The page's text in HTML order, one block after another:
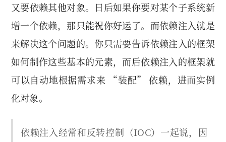
又要依赖其他对象。日后如果你要对某个子系统新
增一个依赖，那只能祝你好运了。而依赖注入就是
来解决这个问题的。你只需要告诉依赖注入的框架
如何制作这些基本的元素，而后依赖注入的框架就
可以自动地根据需求来 “装配” 依赖，进而实例
化对象。
依赖注入经常和反转控制（IOC）一起说，因